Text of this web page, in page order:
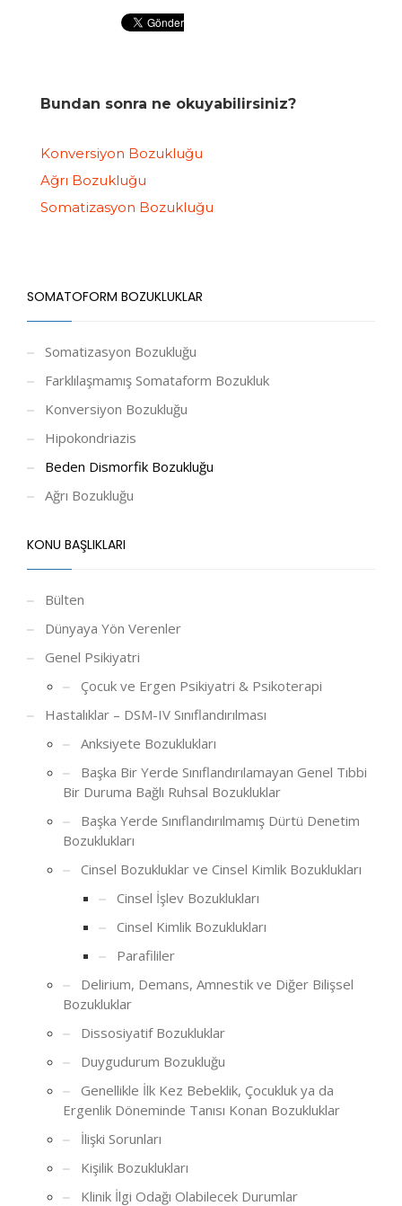
Bundan sonra ne okuyabilirsiniz?
Konversiyon Bozukluğu
Ağrı Bozukluğu
Somatizasyon Bozukluğu
SOMATOFORM BOZUKLUKLAR
Somatizasyon Bozukluğu
Farklılaşmamış Somataform Bozukluk
Konversiyon Bozukluğu
Hipokondriazis
Beden Dismorfik Bozukluğu
Ağrı Bozukluğu
KONU BAŞLIKLARI
Bülten
Dünyaya Yön Verenler
Genel Psikiyatri
Çocuk ve Ergen Psikiyatri & Psikoterapi
Hastalıklar – DSM-IV Sınıflandırılması
Anksiyete Bozuklukları
Başka Bir Yerde Sınıflandırılamayan Genel Tıbbi
Bir Duruma Bağlı Ruhsal Bozukluklar
Başka Yerde Sınıflandırılmamış Dürtü Denetim
Bozuklukları
Cinsel Bozukluklar ve Cinsel Kimlik Bozuklukları
Cinsel İşlev Bozuklukları
Cinsel Kimlik Bozuklukları
Parafililer
Delirium, Demans, Amnestik ve Diğer Bilişsel
Bozukluklar
Dissosiyatif Bozukluklar
Duygudurum Bozukluğu
Genellikle İlk Kez Bebeklik, Çocukluk ya da
Ergenlik Döneminde Tanısı Konan Bozukluklar
İlişki Sorunları
Kişilik Bozuklukları
Klinik İlgi Odağı Olabilecek Durumlar